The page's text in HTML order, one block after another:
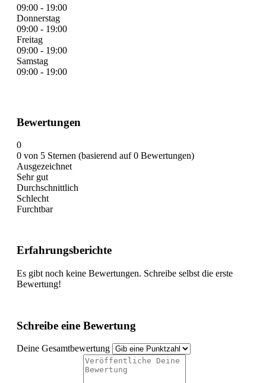
09:00 - 19:00
Donnerstag
09:00 - 19:00
Freitag
09:00 - 19:00
Samstag
09:00 - 19:00
Bewertungen
0
0 von 5 Sternen (basierend auf 0 Bewertungen)
Ausgezeichnet
Sehr gut
Durchschnittlich
Schlecht
Furchtbar
Erfahrungsberichte
Es gibt noch keine Bewertungen. Schreibe selbst die erste
Bewertung!
Schreibe eine Bewertung
Deine Gesamtbewertung